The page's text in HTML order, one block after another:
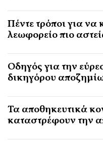
Πέντε τρόποι για
λεωφορείο πιο
Οδηγός για την
δικηγόρου
Τα αποθηκευτικά
καταστρέφουν την